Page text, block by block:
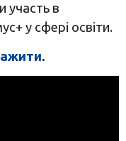
участь в
у сфері освіти.
.